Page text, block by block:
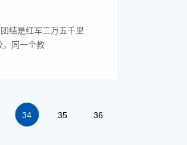
结是红军二万五千里
，同一个教
34 35 36